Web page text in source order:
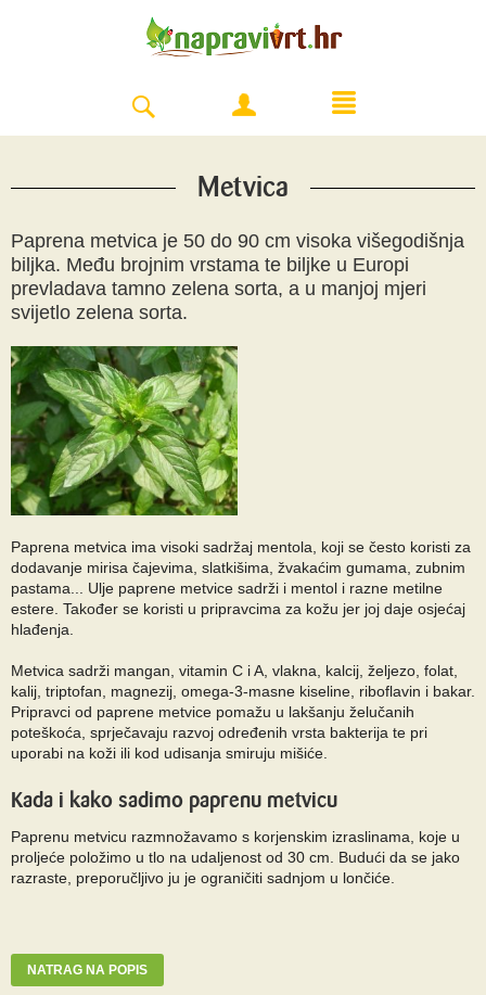
Metvica
Paprena metvica je 50 do 90 cm visoka višegodišnja
biljka. Među brojnim vrstama te biljke u Europi
prevladava tamno zelena sorta, a u manjoj mjeri
svijetlo zelena sorta.
Paprena metvica ima visoki sadržaj mentola, koji se često koristi za
dodavanje mirisa čajevima, slatkišima, žvakaćim gumama, zubnim
pastama... Ulje paprene metvice sadrži i mentol i razne metilne
estere. Također se koristi u pripravcima za kožu jer joj daje osjećaj
hlađenja.
Metvica sadrži mangan, vitamin C i A, vlakna, kalcij, željezo, folat,
kalij, triptofan, magnezij, omega-3-masne kiseline, riboflavin i bakar.
Pripravci od paprene metvice pomažu u lakšanju želučanih
poteškoća, sprječavaju razvoj određenih vrsta bakterija te pri
uporabi na koži ili kod udisanja smiruju mišiće.
Kada i kako sadimo paprenu metvicu
Paprenu metvicu razmnožavamo s korjenskim izraslinama, koje u
proljeće položimo u tlo na udaljenost od 30 cm. Budući da se jako
razraste, preporučljivo ju je ograničiti sadnjom u lončiće.
NATRAG NA POPIS